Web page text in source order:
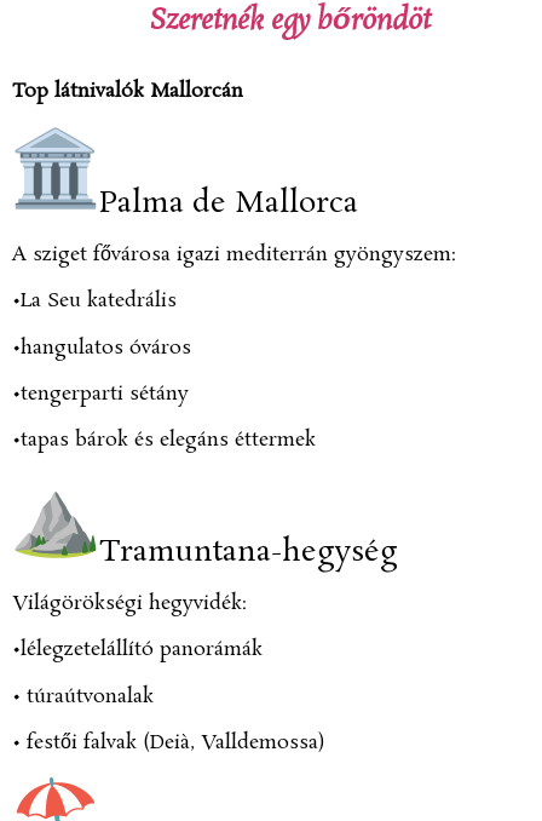
Szeretnék egy bőröndöt
Top látnivalók Mallorcán
Palma de Mallorca
A sziget fővárosa igazi mediterrán gyöngyszem:
•La Seu katedrális
•hangulatos óváros
•tengerparti sétány
•tapas bárok és elegáns éttermek
Tramuntana-hegység
Világörökségi hegyvidék:
•lélegzetelállító panorámák
• túraútvonalak
• festői falvak (Deià, Valldemossa)